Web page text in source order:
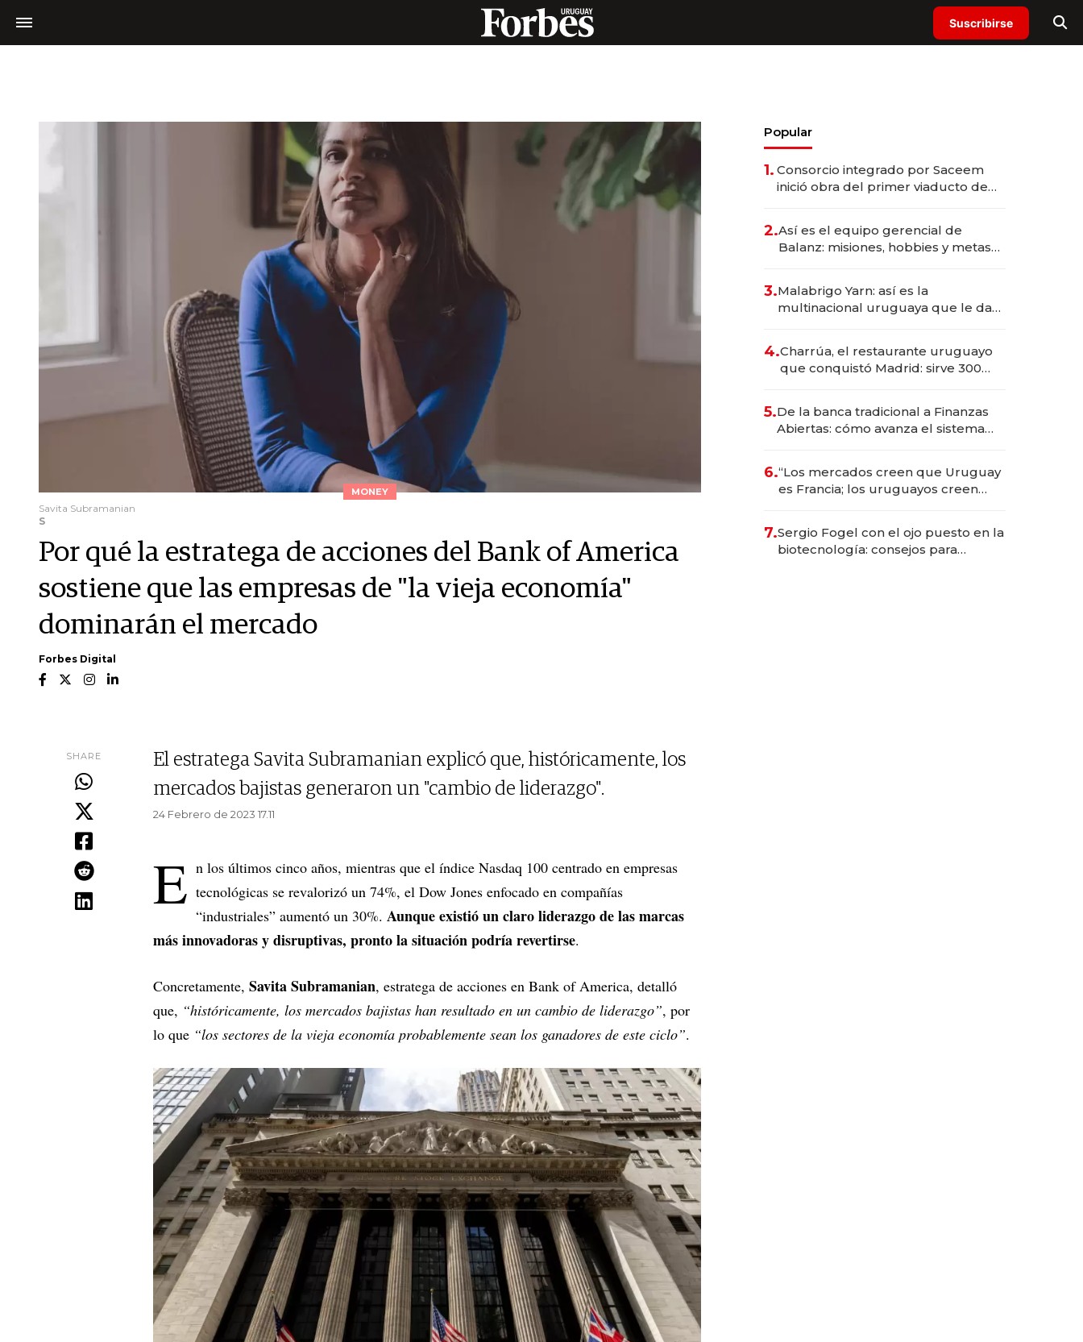
Suscribirse
MONEY
Savita Subramanian
S
Por qué la estratega de acciones del Bank of America
sostiene que las empresas de "la vieja economía"
dominarán el mercado
Forbes Digital
SHARE
El estratega Savita Subramanian explicó que, históricamente, los
mercados bajistas generaron un "cambio de liderazgo".
24 Febrero de 2023 17.11
E n los últimos cinco años, mientras que el índice Nasdaq 100 centrado en empresas
tecnológicas se revalorizó un 74%, el Dow Jones enfocado en compañías
“industriales” aumentó un 30%. Aunque existió un claro liderazgo de las marcas
más innovadoras y disruptivas, pronto la situación podría revertirse.
Concretamente, Savita Subramanian, estratega de acciones en Bank of America, detalló
que, “históricamente, los mercados bajistas han resultado en un cambio de liderazgo”, por
lo que “los sectores de la vieja economía probablemente sean los ganadores de este ciclo”.
Popular
1. Consorcio integrado por Saceem
inició obra del primer viaducto de
millones
2.Así es el equipo gerencial de
Balanz: misiones, hobbies y metas
3.Malabrigo Yarn: así es la
multinacional uruguaya que le da
4.Charrúa, el restaurante uruguayo
que conquistó Madrid: sirve 300
prepara apertura
5.De la banca tradicional a Finanzas
Abiertas: cómo avanza el sistema
6.“Los mercados creen que Uruguay
es Francia; los uruguayos creen
conservadurismo financiero
7.Sergio Fogel con el ojo puesto en la
biotecnología: consejos para